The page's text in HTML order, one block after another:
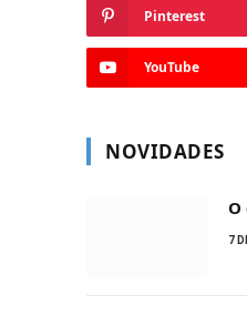
Pinterest
YouTube
NOVIDADES
7